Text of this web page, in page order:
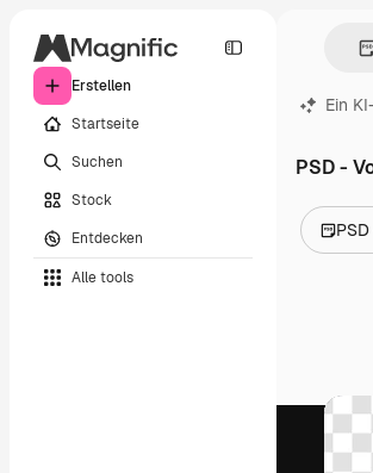
Erstellen
Startseite
Suchen
Stock
Entdecken
Alle tools
Ein
PSD -
PSD
Videos